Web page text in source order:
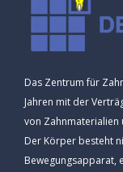
Das Zentrum für
Jahren mit der
von Zahnmaterialien
Der Körper besteht
Bewegungsapparat,